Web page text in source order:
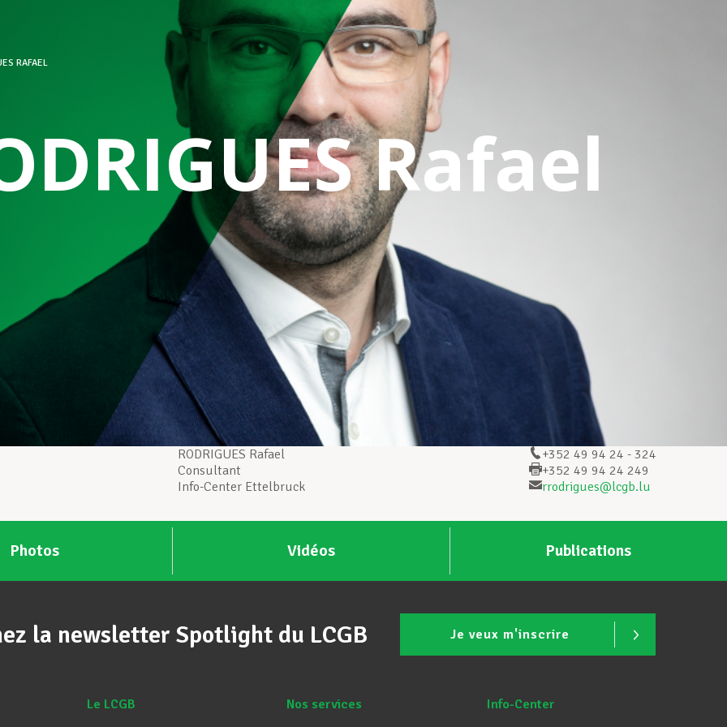
RAFAEL
Rafael
RODRIGUES Rafael
Consultant
Info-Center Ettelbruck
+352 49 94 24 - 324
+352 49 94 24 249
rrodrigues@lcgb.lu
Photos Vidéos Publications
la newsletter Spotlight du LCGB Je veux m'inscrire
Le LCGB Nos services Info-Center